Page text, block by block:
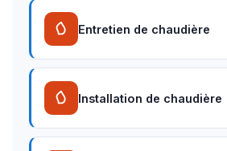
Entretien de chaudière
Installation de chaudière